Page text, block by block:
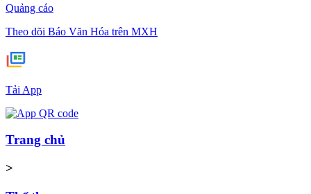
Quảng cáo
Theo dõi Báo Văn Hóa trên MXH
Tải App
Trang chủ
>